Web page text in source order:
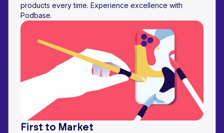
products every time. Experience excellence with
Podbase.
First to Market